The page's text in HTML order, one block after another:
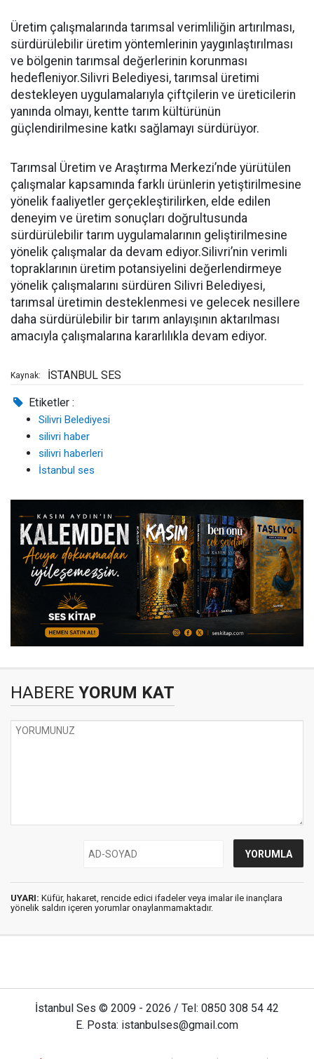
Üretim çalışmalarında tarımsal verimliliğin artırılması,
sürdürülebilir üretim yöntemlerinin yaygınlaştırılması
ve bölgenin tarımsal değerlerinin korunması
hedefleniyor.Silivri Belediyesi, tarımsal üretimi
destekleyen uygulamalarıyla çiftçilerin ve üreticilerin
yanında olmayı, kentte tarım kültürünün
güçlendirilmesine katkı sağlamayı sürdürüyor.
Tarımsal Üretim ve Araştırma Merkezi’nde yürütülen
çalışmalar kapsamında farklı ürünlerin yetiştirilmesine
yönelik faaliyetler gerçekleştirilirken, elde edilen
deneyim ve üretim sonuçları doğrultusunda
sürdürülebilir tarım uygulamalarının geliştirilmesine
yönelik çalışmalar da devam ediyor.Silivri’nin verimli
topraklarının üretim potansiyelini değerlendirmeye
yönelik çalışmalarını sürdüren Silivri Belediyesi,
tarımsal üretimin desteklenmesi ve gelecek nesillere
daha sürdürülebilir bir tarım anlayışının aktarılması
amacıyla çalışmalarına kararlılıkla devam ediyor.
Kaynak: İSTANBUL SES
Etiketler :
Silivri Belediyesi
silivri haber
silivri haberleri
İstanbul ses
HABERE YORUM KAT
UYARI: Küfür, hakaret, rencide edici ifadeler veya imalar ile inançlara
yönelik saldırı içeren yorumlar onaylanmamaktadır.
İstanbul Ses © 2009 - 2026 / Tel: 0850 308 54 42
E. Posta: istanbulses@gmail.com